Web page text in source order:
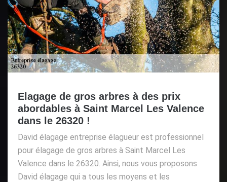
Elagage de gros arbres à des prix
abordables à Saint Marcel Les Valence
dans le 26320 !
David élagage entreprise élagueur est professionnel
pour élagage de gros arbres à Saint Marcel Les
Valence dans le 26320. Ainsi, nous vous proposons
David élagage qui a tous les moyens et les